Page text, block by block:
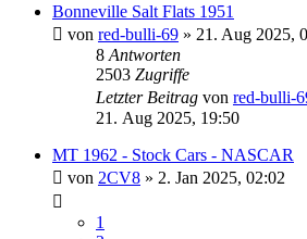
Bonneville Salt Flats 1951
von red-bulli-69 » 21. Aug 2025,
8 Antworten
2503 Zugriffe
Letzter Beitrag von red-bulli-
21. Aug 2025, 19:50
MT 1962 - Stock Cars - NASCAR
von 2CV8 » 2. Jan 2025, 02:02
1